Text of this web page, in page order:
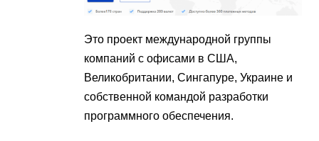
Это проект международной группы
компаний с офисами в США,
Великобритании, Сингапуре, Украине и
собственной командой разработки
программного обеспечения.